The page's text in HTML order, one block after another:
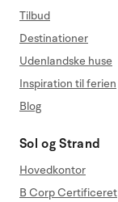
Tilbud
Destinationer
Udenlandske huse
Inspiration til ferien
Blog
Sol og Strand
Hovedkontor
B Corp Certificeret